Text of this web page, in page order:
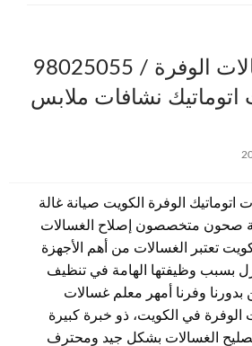
فني تصليح غسالات الوفرة / 98025055
اتوماتيك نشافات ملابس
اتوماتيك الوفرة الكويت صيانة غالة
صحون متخصصون إصلاح الغسالات
تعتبر الغسالات من أهم الأجهزة
بسبب وظيفتها الهامة في تنظيف
بدورنا وفرنا أمهر معلم غسالات
الوفرة في الكويت، ذو خبرة كبيرة
الغسالات بشكل جيد ومحترف